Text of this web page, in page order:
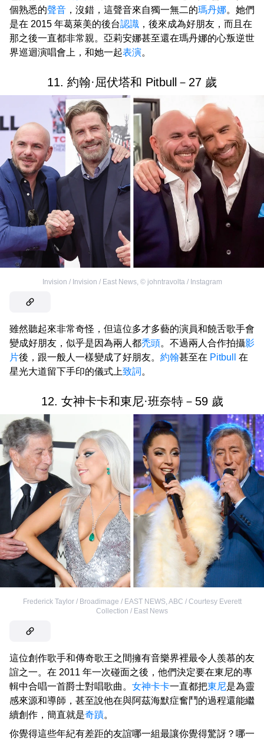
個熟悉的聲音 ，沒錯，這聲音來自獨一無二的瑪丹娜。她們
是在 2015 年葛萊美的後台認識 ，後來成為好朋友，而且在
那之後一直都非常親。亞莉安娜甚至還在瑪丹娜的心叛逆世
界巡迴演唱會上，和她一起表演。
11. 約翰·屈伏塔和 Pitbull－27 歲
Invision / Invision / East News, © johntravolta / Instagram
雖然聽起來非常奇怪，但這位多才多藝的演員和饒舌歌手會
變成好朋友，似乎是因為兩人都禿頭。不過兩人合作拍攝影
片後，跟一般人一樣變成了好朋友。 約翰甚至在 Pitbull
在
星光大道留下手印的儀式上致詞 。
12. 女神卡卡和東尼·班奈特－59 歲
Frederick Taylor / Broadimage / EAST NEWS, ABC / Courtesy Everett
Collection / East News
這位創作歌手和傳奇歌王之間擁有音樂界裡最令人羨慕的友
誼之一。在 2011 年一次碰面之後，他們決定要在東尼的專
輯中合唱一首爵士對唱歌曲。 女神卡卡一直都把東尼是為靈
感來源和導師，甚至說他在與阿茲海默症奮鬥的過程還能繼
續創作，簡直就是奇蹟。
你覺得這些年紀有差距的友誼哪一組最讓你覺得驚訝？哪一